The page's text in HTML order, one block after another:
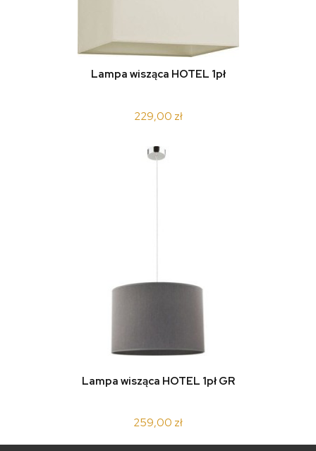
Lampa wisząca HOTEL 1pł
229,00 zł
Lampa wisząca HOTEL 1pł GR
259,00 zł